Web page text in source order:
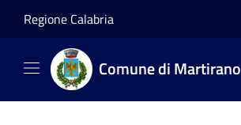
Regione Calabria
Comune di Martirano